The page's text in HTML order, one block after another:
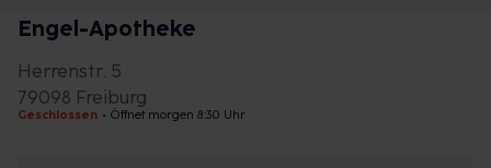
Engel-Apotheke
Herrenstr. 5
79098 Freiburg
Geschlossen • Öffnet morgen 8:30 Uhr